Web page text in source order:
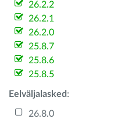
26.2.2
26.2.1
26.2.0
25.8.7
25.8.6
25.8.5
Eelväljalasked :
26.8.0